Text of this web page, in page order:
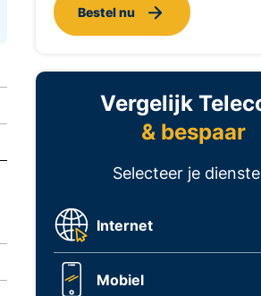
Bestel nu
Vergelijk
& bespaar
Selecteer je
Internet
Mobiel